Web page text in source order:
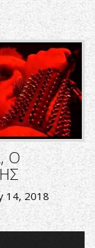
Ο
14, 2018